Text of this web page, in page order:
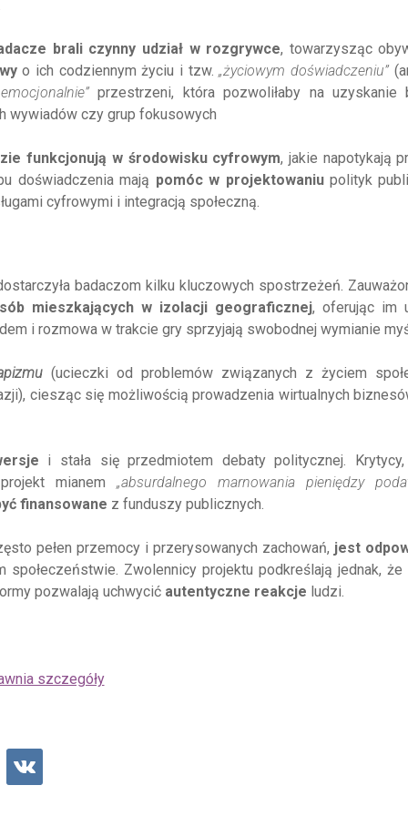
brali czynny udział w rozgrywce, towarzysząc
o ich codziennym życiu i tzw.„życiowym doświadczeniu”
przestrzeni, która pozwoliłaby na uzyskanie
wywiadów czy grup fokusowych
funkcjonują w środowisku cyfrowym, jakie napotykają
doświadczenia mają pomóc w projektowaniupolityk
cyfrowymi i integracją społeczną.
badaczom kilku kluczowych spostrzeżeń.
mieszkających w izolacji geograficznej, oferując im
i rozmowa w trakcie gry sprzyjają swobodnej wymianie
(ucieczki od problemów związanych z życiem
ciesząc się możliwością prowadzenia wirtualnych
i stała się przedmiotem debaty politycznej.
projekt mianem„absurdalnego marnowania pieniędzy
finansowane z funduszy publicznych.
pełen przemocy i przerysowanych zachowań, jest
społeczeństwie. Zwolennicy projektu podkreślają jednak, że
pozwalają uchwycić autentyczne reakcje ludzi.
szczegóły